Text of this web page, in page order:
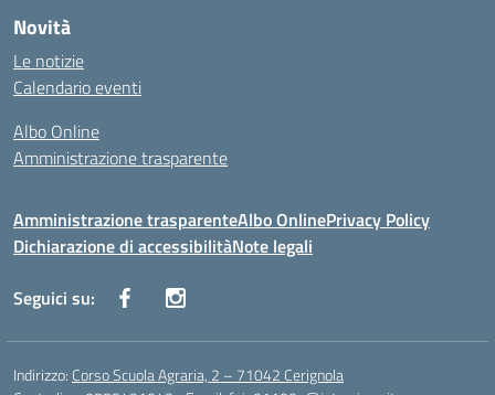
Novità
Le notizie
Calendario eventi
Albo Online
Amministrazione trasparente
Amministrazione trasparenteAlbo OnlinePrivacy Policy
Dichiarazione di accessibilitàNote legali
Seguici su:
Indirizzo: Corso Scuola Agraria, 2 – 71042 Cerignola